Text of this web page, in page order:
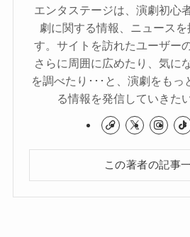
エンタステージは、演劇初心
劇に関する情報、ニュース
す。サイトを訪れたユーザー
さらに周囲に広めたり、気に
を調べたり･･･と、演劇をもっ
る情報を発信していきた
この著者の記事